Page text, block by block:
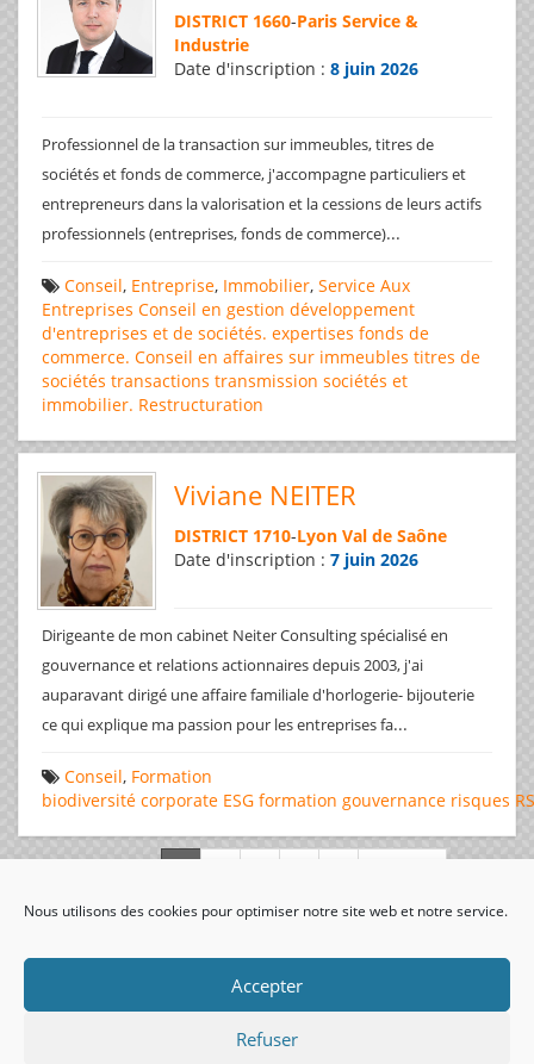
Nous utilisons des cookies pour optimiser notre site web et notre service.
Accepter
Refuser
DISTRICT 1660-Paris Service &
Industrie
Date d'inscription : 8 juin 2026
Professionnel de la transaction sur immeubles, titres de
sociétés et fonds de commerce, j'accompagne particuliers et
entrepreneurs dans la valorisation et la cessions de leurs actifs
professionnels (entreprises, fonds de commerce)...
Conseil, Entreprise, Immobilier, Service Aux
Entreprises Conseil en gestion développement
d'entreprises et de sociétés. expertises fonds de
commerce. Conseil en affaires sur immeubles titres de
sociétés transactions transmission sociétés et
immobilier. Restructuration
Viviane NEITER
DISTRICT 1710-Lyon Val de Saône
Date d'inscription : 7 juin 2026
Dirigeante de mon cabinet Neiter Consulting spécialisé en
gouvernance et relations actionnaires depuis 2003, j'ai
auparavant dirigé une affaire familiale d'horlogerie- bijouterie
ce qui explique ma passion pour les entreprises fa...
Conseil, Formation
biodiversité corporate ESG formation gouvernance risques
visiteurs uniques: